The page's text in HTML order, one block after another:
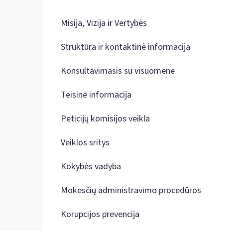
Misija, Vizija ir Vertybės
Struktūra ir kontaktinė informacija
Konsultavimasis su visuomene
Teisinė informacija
Peticijų komisijos veikla
Veiklos sritys
Kokybės vadyba
Mokesčių administravimo procedūros
Korupcijos prevencija